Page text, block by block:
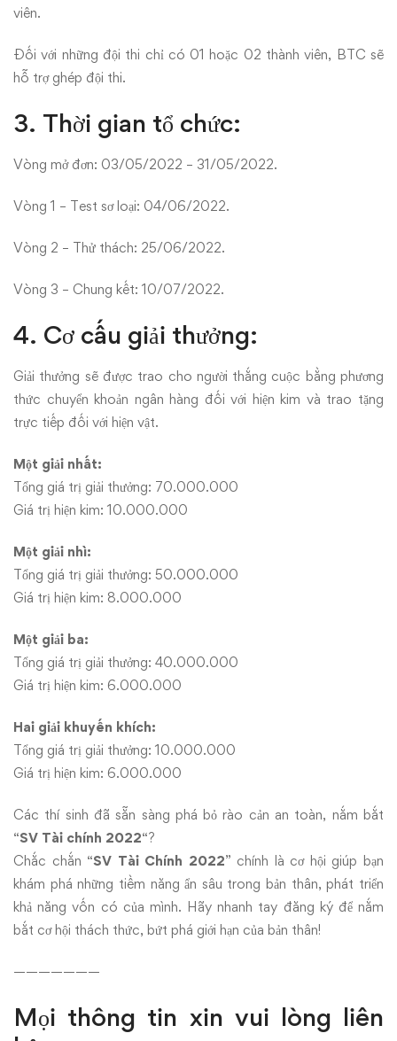
viên.
Đối với những đội thi chỉ có 01 hoặc 02 thành viên, BTC sẽ
hỗ trợ ghép đội thi.
3. Thời gian tổ chức:
Vòng mở đơn: 03/05/2022 – 31/05/2022.
Vòng 1 – Test sơ loại: 04/06/2022.
Vòng 2 – Thử thách: 25/06/2022.
Vòng 3 – Chung kết: 10/07/2022.
4. Cơ cấu giải thưởng:
Giải thưởng sẽ được trao cho người thắng cuộc bằng phương
thức chuyển khoản ngân hàng đối với hiện kim và trao tặng
trực tiếp đối với hiện vật.
Một giải nhất:
Tổng giá trị giải thưởng: 70.000.000
Giá trị hiện kim: 10.000.000
Một giải nhì:
Tổng giá trị giải thưởng: 50.000.000
Giá trị hiện kim: 8.000.000
Một giải ba:
Tổng giá trị giải thưởng: 40.000.000
Giá trị hiện kim: 6.000.000
Hai giải khuyến khích:
Tổng giá trị giải thưởng: 10.000.000
Giá trị hiện kim: 6.000.000
Các thí sinh đã sẵn sàng phá bỏ rào cản an toàn, nắm bắt
“SV Tài chính 2022“?
Chắc chắn “SV Tài Chính 2022” chính là cơ hội giúp bạn
khám phá những tiềm năng ẩn sâu trong bản thân, phát triển
khả năng vốn có của mình. Hãy nhanh tay đăng ký để nắm
bắt cơ hội thách thức, bứt phá giới hạn của bản thân!
———————
Mọi thông tin xin vui lòng liên